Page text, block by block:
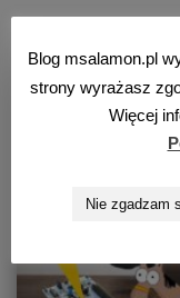
Blog msalamon.pl
strony wyrażasz
Więcej
Nie zgadzam